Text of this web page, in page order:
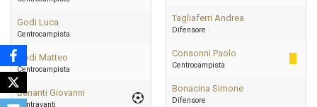
Godi Luca
Centrocampista
Godi Matteo
Centrocampista
Benanti Giovanni
Centravanti
Tagliaferri Andrea
Difensore
Consonni Paolo
Centrocampista
Bonacina Simone
Difensore